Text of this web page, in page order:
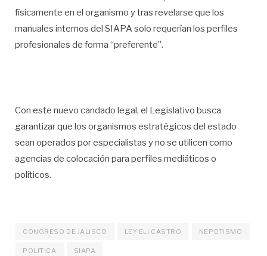
físicamente en el organismo y tras revelarse que los
manuales internos del SIAPA solo requerían los perfiles
profesionales de forma “preferente”.
Con este nuevo candado legal, el Legislativo busca
garantizar que los organismos estratégicos del estado
sean operados por especialistas y no se utilicen como
agencias de colocación para perfiles mediáticos o
políticos.
CONGRESO DE JALISCO LEY ELI CASTRO NEPOTISMO
POLITICA SIAPA